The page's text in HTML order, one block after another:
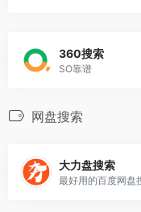
360搜索
SO靠谱
网盘搜索
大力盘搜索